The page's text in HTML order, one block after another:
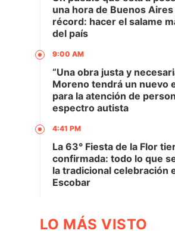
una hora de Buenos
récord: hacer el salame
del país
9:00 AM
“Una obra justa y
Moreno tendrá un nuevo
para la atención de
espectro autista
4:41 PM
La 63° Fiesta de la Flor
confirmada: todo lo que
la tradicional celebración
Escobar
LO MÁS VISTO